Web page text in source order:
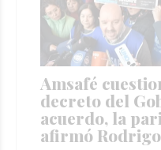
Amsafé
decreto del
acuerdo, la
afirmó